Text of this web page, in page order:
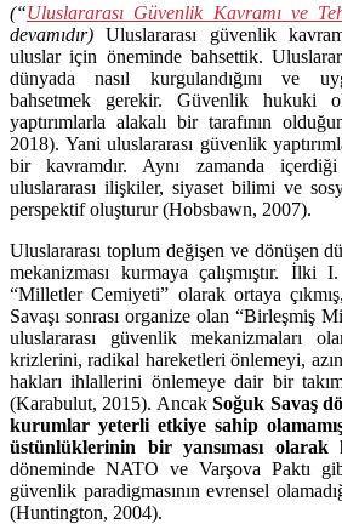
(“Uluslararası Güvenlik Kavramı ve
devamıdır) Uluslararası güvenlik
uluslar için öneminde bahsettik.
dünyada nasıl kurgulandığını ve
bahsetmek gerekir. Güvenlik hukuki
yaptırımlarla alakalı bir tarafının
2018). Yani uluslararası güvenlik
bir kavramdır. Aynı zamanda
uluslararası ilişkiler, siyaset bilimi ve
perspektif oluşturur (Hobsbawn, 2007).
Uluslararası toplum değişen ve dönüşen
mekanizması kurmaya çalışmıştır. İlki
“Milletler Cemiyeti” olarak ortaya
Savaşı sonrası organize olan “Birleşmiş
uluslararası güvenlik mekanizmaları
krizlerini, radikal hareketleri önlemeyi,
hakları ihlallerini önlemeye dair bir
(Karabulut, 2015). AncakSoğuk Savaş
kurumlar yeterli etkiye sahip
üstünlüklerinin bir yansıması olarak
döneminde NATO ve Varşova Paktı
güvenlik paradigmasının evrensel
(Huntington, 2004).